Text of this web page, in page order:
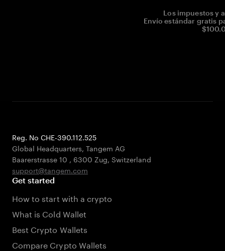
Los impuestos y
Envío estándar gratis
Reg. No CHE-390.112.525
Global Headquarters, Tangem AG
Baarerstrasse 10 , 6300 Zug, Switzerland
support@tangem.com
Get started
How to start with a crypto
What is Cold Wallet
Best Crypto Wallets
Compare Crypto Wallets